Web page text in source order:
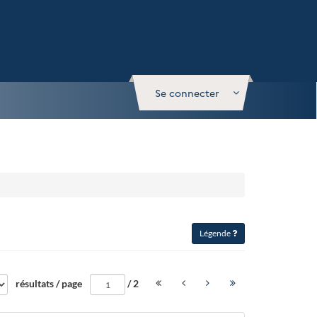
Se connecter
Légende
Aller
résultats / page /2